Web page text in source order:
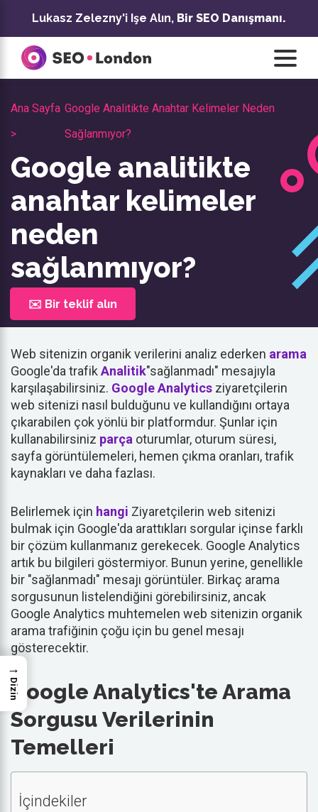
Lukasz Zelezny'i Işe Alın, Bir SEO Danışmanı.
Ana Sayfa
>
Google Analitikte Anahtar Kelimeler Neden
Sağlanmıyor?
Google analitikte
anahtar kelimeler
neden
sağlanmıyor?
✉️ Bir teklif alın
Web sitenizin organik verilerini analiz ederken arama
Google'da trafik Analitik"sağlanmadı" mesajıyla
karşılaşabilirsiniz. Google Analytics ziyaretçilerin
web sitenizi nasıl bulduğunu ve kullandığını ortaya
çıkarabilen çok yönlü bir platformdur. Şunlar için
kullanabilirsiniz parça oturumlar, oturum süresi,
sayfa görüntülemeleri, hemen çıkma oranları, trafik
kaynakları ve daha fazlası.
Belirlemek için hangi Ziyaretçilerin web sitenizi
bulmak için Google'da arattıkları sorgular içinse farklı
bir çözüm kullanmanız gerekecek. Google Analytics
artık bu bilgileri göstermiyor. Bunun yerine, genellikle
bir "sağlanmadı" mesajı görüntüler. Birkaç arama
sorgusunun listelendiğini görebilirsiniz, ancak
Google Analytics muhtemelen web sitenizin organik
arama trafiğinin çoğu için bu genel mesajı
gösterecektir.
Google Analytics'te Arama
Sorgusu Verilerinin
Temelleri
İçindekiler
→
Dizin